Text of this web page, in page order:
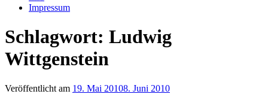
Impressum
Schlagwort: Ludwig
Wittgenstein
Veröffentlicht am 19. Mai 20108. Juni 2010